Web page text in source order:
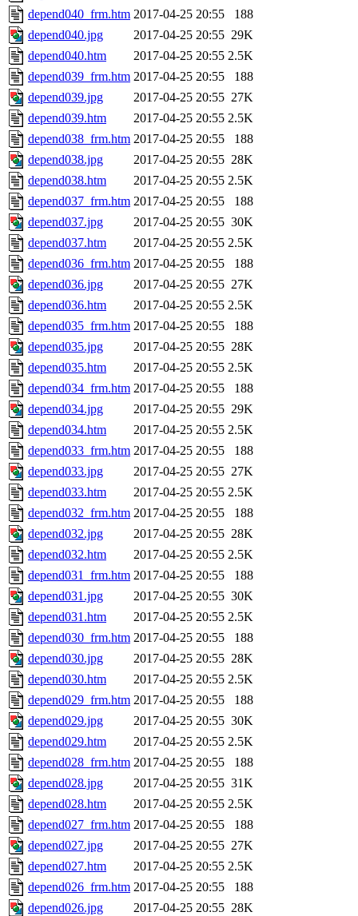
depend040_frm.htm 2017-04-25 20:55
188
depend040.jpg
2017-04-25 20:55 29K
depend040.htm
2017-04-25 20:55 2.5K
depend039_frm.htm 2017-04-25 20:55
188
depend039.jpg
2017-04-25 20:55 27K
depend039.htm
2017-04-25 20:55 2.5K
depend038_frm.htm 2017-04-25 20:55
188
depend038.jpg
2017-04-25 20:55 28K
depend038.htm
2017-04-25 20:55 2.5K
depend037_frm.htm 2017-04-25 20:55
188
depend037.jpg
2017-04-25 20:55 30K
depend037.htm
2017-04-25 20:55 2.5K
depend036_frm.htm 2017-04-25 20:55
188
depend036.jpg
2017-04-25 20:55 27K
depend036.htm
2017-04-25 20:55 2.5K
depend035_frm.htm 2017-04-25 20:55
188
depend035.jpg
2017-04-25 20:55 28K
depend035.htm
2017-04-25 20:55 2.5K
depend034_frm.htm 2017-04-25 20:55
188
depend034.jpg
2017-04-25 20:55 29K
depend034.htm
2017-04-25 20:55 2.5K
depend033_frm.htm 2017-04-25 20:55
188
depend033.jpg
2017-04-25 20:55 27K
depend033.htm
2017-04-25 20:55 2.5K
depend032_frm.htm 2017-04-25 20:55
188
depend032.jpg
2017-04-25 20:55 28K
depend032.htm
2017-04-25 20:55 2.5K
depend031_frm.htm 2017-04-25 20:55
188
depend031.jpg
2017-04-25 20:55 30K
depend031.htm
2017-04-25 20:55 2.5K
depend030_frm.htm 2017-04-25 20:55
188
depend030.jpg
2017-04-25 20:55 28K
depend030.htm
2017-04-25 20:55 2.5K
depend029_frm.htm 2017-04-25 20:55
188
depend029.jpg
2017-04-25 20:55 30K
depend029.htm
2017-04-25 20:55 2.5K
depend028_frm.htm 2017-04-25 20:55
188
depend028.jpg
2017-04-25 20:55 31K
depend028.htm
2017-04-25 20:55 2.5K
depend027_frm.htm 2017-04-25 20:55
188
depend027.jpg
2017-04-25 20:55 27K
depend027.htm
2017-04-25 20:55 2.5K
depend026_frm.htm 2017-04-25 20:55
188
depend026.jpg
2017-04-25 20:55 28K